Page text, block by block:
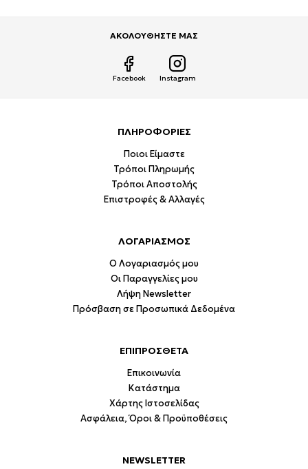
ΑΚΟΛΟΥΘΗΣΤΕ ΜΑΣ
Facebook Instagram
ΠΛΗΡΟΦΟΡΙΕΣ
Ποιοι Είμαστε
Τρόποι Πληρωμής
Τρόποι Αποστολής
Επιστροφές & Αλλαγές
ΛΟΓΑΡΙΑΣΜΟΣ
Ο Λογαριασμός μου
Οι Παραγγελίες μου
Λήψη Newsletter
Πρόσβαση σε Προσωπικά Δεδομένα
ΕΠΙΠΡΟΣΘΕΤΑ
Επικοινωνία
Κατάστημα
Χάρτης Ιστοσελίδας
Ασφάλεια, Όροι & Προϋποθέσεις
NEWSLETTER